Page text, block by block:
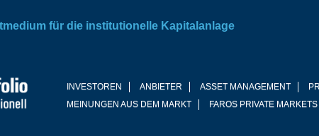
INVESTOREN ANBIETER ASSET MANAGEMENT
MEINUNGEN AUS DEM MARKT
FAROS PRIVATE
für die institutionelle Kapitalanlage